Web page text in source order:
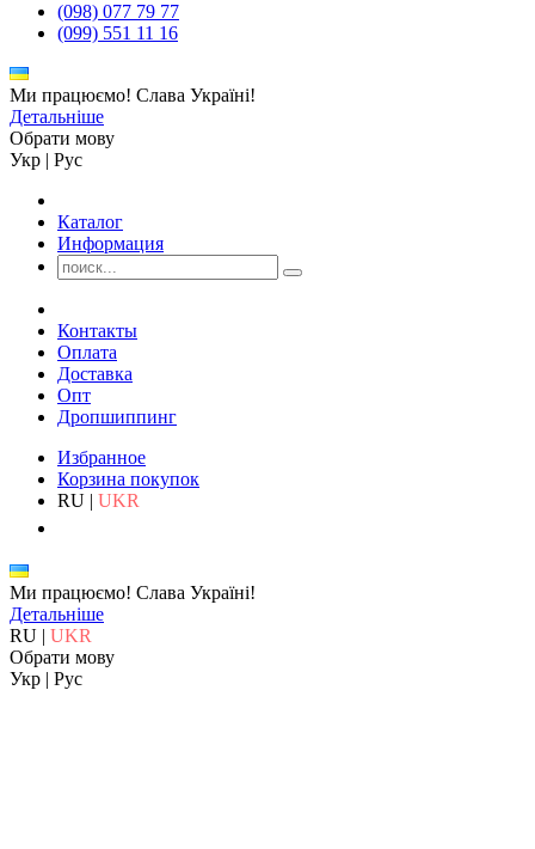
(098) 077 79 77
(099) 551 11 16
Ми працюємо! Слава Україні!
Детальніше
Обрати мову
Укр | Рус
Каталог
Информация
Контакты
Оплата
Доставка
Опт
Дропшиппинг
Избранное
Корзина покупок
RU | UKR
Ми працюємо! Слава Україні!
Детальніше
RU | UKR
Обрати мову
Укр | Рус